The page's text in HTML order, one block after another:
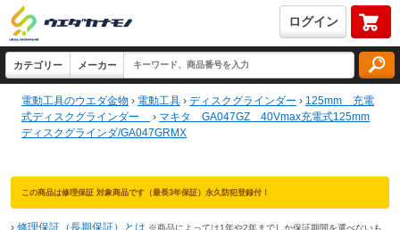
ログイン
電動工具のウエダ金物 › 電動工具 › ディスクグラインダー › 125mm 充電
式ディスクグラインダー
› マキタ GA047GZ 40Vmax充電式125mm
ディスクグラインダ/GA047GRMX
この商品は修理保証 対象商品です（最長3年保証）永久防犯登録付！
› 修理保証（長期保証）とは ※商品によっては1年や2年までしか保証期間を選べないも